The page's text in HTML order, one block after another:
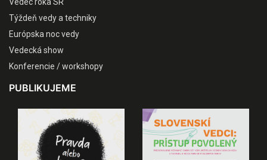
Týždeň vedy a techniky
Európska noc vedy
Vedecká show
Konferencie / workshopy
PUBLIKUJEME